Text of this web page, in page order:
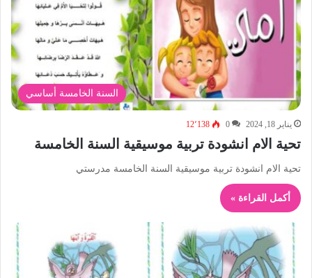
السنة الخامسة أساسي
يناير 18, 2024 0 12٬138
تحية الام انشودة تربية موسيقية السنة الخامسة
تحية الام انشودة تربية موسيقية السنة الخامسة مدرستي
أكمل القراءة »